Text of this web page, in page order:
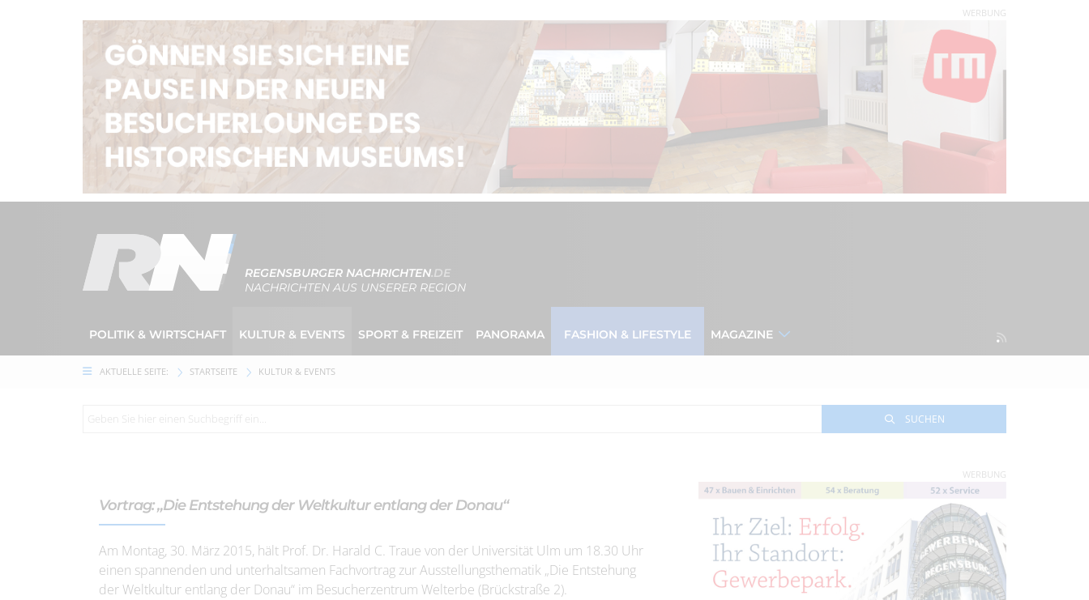
WERBUNG
REGENSBURGER NACHRICHTEN.DE
NACHRICHTEN AUS UNSERER REGION
POLITIK & WIRTSCHAFT KULTUR & EVENTS SPORT & FREIZEIT PANORAMA FASHION & LIFESTYLE MAGAZINE
AKTUELLE SEITE: STARTSEITE KULTUR & EVENTS
SUCHEN
Vortrag: „Die Entstehung der Weltkultur entlang der Donau“
Am Montag, 30. März 2015, hält Prof. Dr. Harald C. Traue von der Universität Ulm um 18.30 Uhr
einen spannenden und unterhaltsamen Fachvortrag zur Ausstellungsthematik „Die Entstehung
der Weltkultur entlang der Donau“ im Besucherzentrum Welterbe (Brückstraße 2).
WERBUNG